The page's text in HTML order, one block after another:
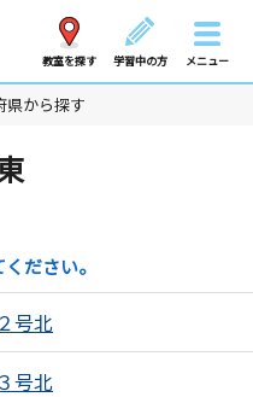
教室を探す 学習中の方 メニュー
県から探す
ださい。
２号北
３号北